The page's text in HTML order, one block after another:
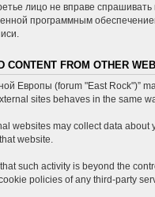
лицо не вправе
программным
CONTENT FROM OTHER
Европы (forum "East Rock")”
sites behaves in the same
websites may collect data
website.
such activity is beyond the
policies of any third-party